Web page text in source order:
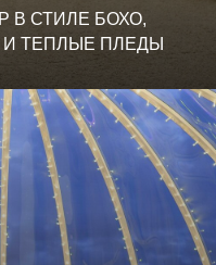
В СТИЛЕ БОХО,
ТЕПЛЫЕ ПЛЕДЫ